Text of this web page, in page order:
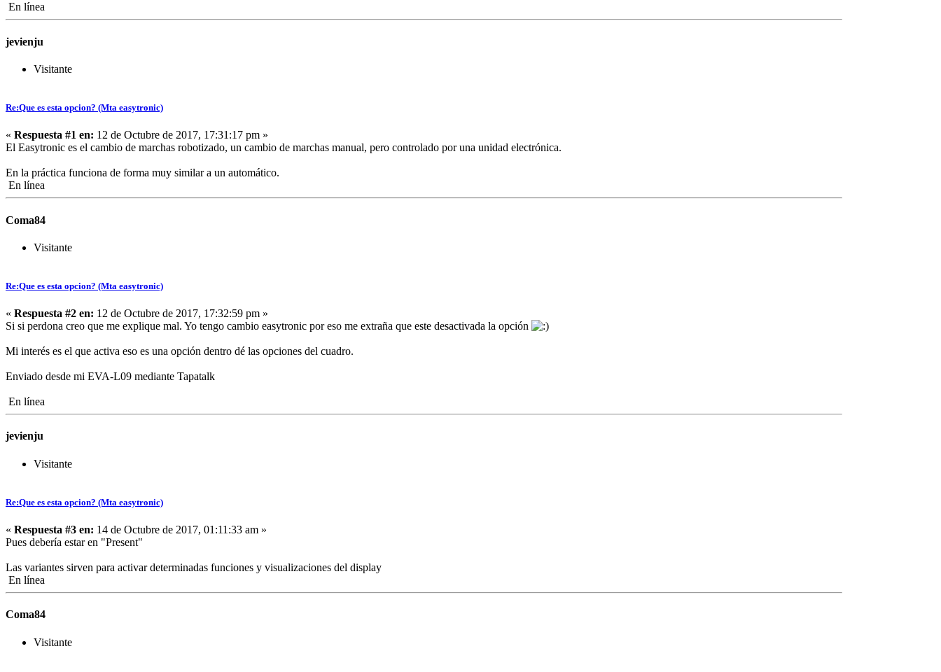
En línea
jevienju
Visitante
Re:Que es esta opcion? (Mta easytronic)
« Respuesta #1 en: 12 de Octubre de 2017, 17:31:17 pm »
El Easytronic es el cambio de marchas robotizado, un cambio de marchas manual, pero controlado por una unidad electrónica.
En la práctica funciona de forma muy similar a un automático.
En línea
Coma84
Visitante
Re:Que es esta opcion? (Mta easytronic)
« Respuesta #2 en: 12 de Octubre de 2017, 17:32:59 pm »
Si si perdona creo que me explique mal. Yo tengo cambio easytronic por eso me extraña que este desactivada la opción
Mi interés es el que activa eso es una opción dentro dé las opciones del cuadro.
Enviado desde mi EVA-L09 mediante Tapatalk
En línea
jevienju
Visitante
Re:Que es esta opcion? (Mta easytronic)
« Respuesta #3 en: 14 de Octubre de 2017, 01:11:33 am »
Pues debería estar en "Present"
Las variantes sirven para activar determinadas funciones y visualizaciones del display
En línea
Coma84
Visitante